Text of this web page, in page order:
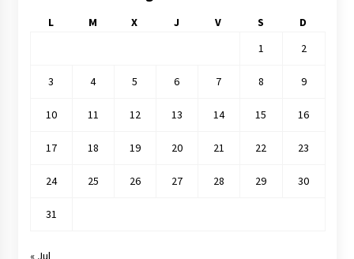
L M X J V S
D
1
2
3 4 5 6 7 8 9
10 11 12 13 14 15 16
17 18 19 20 21 22 23
24 25 26 27 28 29 30
31
« Jul